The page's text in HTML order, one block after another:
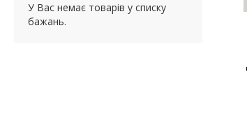
У Вас немає товарів у списку
бажань.